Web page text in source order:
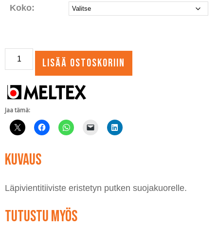
93,35 €
Koko:
Läpivientitiiviste
eristetyn
putken
suojakuorelle
määrä
Lisää ostoskoriin
Jaa tämä:
Kuvaus
Läpivientitiiviste eristetyn putken suojakuorelle.
Tutustu myös